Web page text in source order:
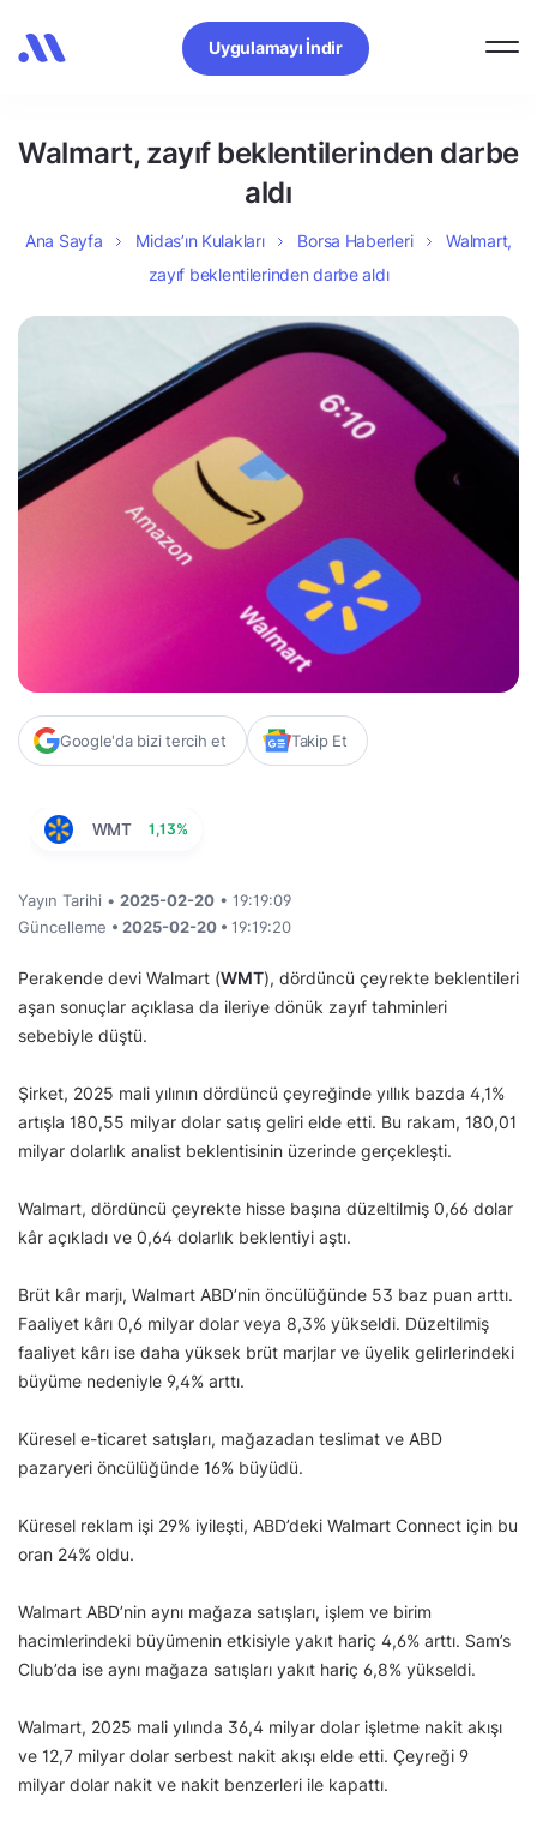
Uygulamayı İndir
Walmart, zayıf beklentilerinden darbe
aldı
Ana Sayfa Midas’ın Kulakları Borsa Haberleri
Walmart,
zayıf beklentilerinden darbe aldı
Google'da bizi tercih et Takip Et
WMT 1,13%
Yayın Tarihi • 2025-02-20 • 19:19:09
Güncelleme • 2025-02-20 • 19:19:20
Perakende devi Walmart (WMT), dördüncü çeyrekte beklentileri
aşan sonuçlar açıklasa da ileriye dönük zayıf tahminleri
sebebiyle düştü.
Şirket, 2025 mali yılının dördüncü çeyreğinde yıllık bazda 4,1%
artışla 180,55 milyar dolar satış geliri elde etti. Bu rakam, 180,01
milyar dolarlık analist beklentisinin üzerinde gerçekleşti.
Walmart, dördüncü çeyrekte hisse başına düzeltilmiş 0,66 dolar
kâr açıkladı ve 0,64 dolarlık beklentiyi aştı.
Brüt kâr marjı, Walmart ABD’nin öncülüğünde 53 baz puan arttı.
Faaliyet kârı 0,6 milyar dolar veya 8,3% yükseldi. Düzeltilmiş
faaliyet kârı ise daha yüksek brüt marjlar ve üyelik gelirlerindeki
büyüme nedeniyle 9,4% arttı.
Küresel e-ticaret satışları, mağazadan teslimat ve ABD
pazaryeri öncülüğünde 16% büyüdü.
Küresel reklam işi 29% iyileşti, ABD’deki Walmart Connect için bu
oran 24% oldu.
Walmart ABD’nin aynı mağaza satışları, işlem ve birim
hacimlerindeki büyümenin etkisiyle yakıt hariç 4,6% arttı. Sam’s
Club’da ise aynı mağaza satışları yakıt hariç 6,8% yükseldi.
Walmart, 2025 mali yılında 36,4 milyar dolar işletme nakit akışı
ve 12,7 milyar dolar serbest nakit akışı elde etti. Çeyreği 9
milyar dolar nakit ve nakit benzerleri ile kapattı.